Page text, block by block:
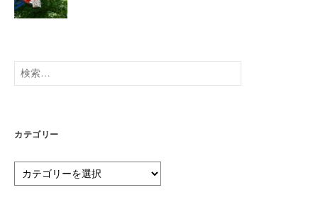
検
索:
カテゴリー
テ